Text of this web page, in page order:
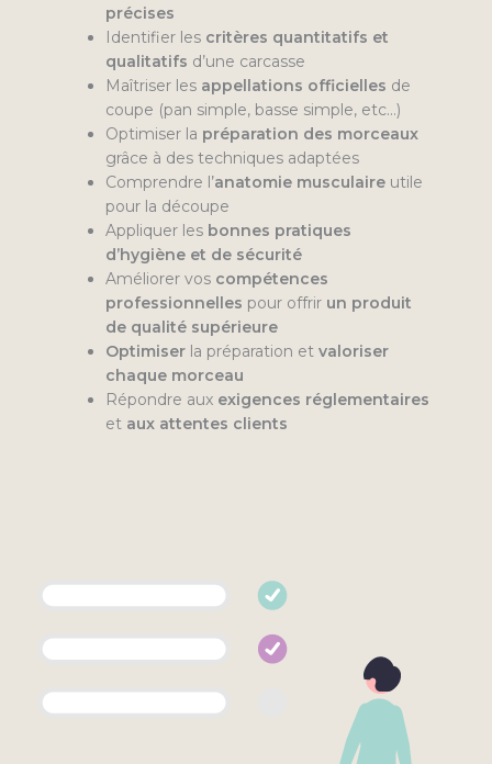
précises
Identifier les critères quantitatifs et
qualitatifs d’une carcasse
Maîtriser lesappellations officielles de
coupe (pan simple, basse simple, etc…)
Optimiser la préparation des morceaux
grâce à des techniques adaptées
Comprendre l’anatomie musculaireutile
pour la découpe
Appliquer les bonnes pratiques
d’hygiène et de sécurité
Améliorer vos compétences
professionnelles pour offrir un produit
de qualité supérieure
Optimiserla préparation et valoriser
chaque morceau
Répondre aux exigences réglementaires
etaux attentes clients